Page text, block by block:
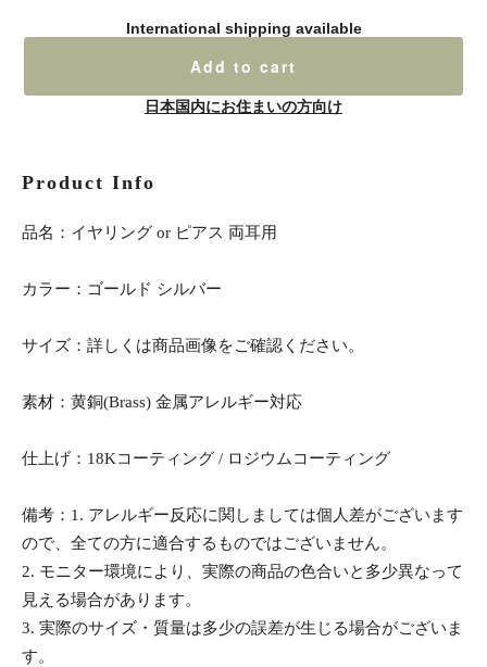
International shipping available
Add to cart
日本国内にお住まいの方向け
Product Info
品名：イヤリング or ピアス 両耳用
カラー：ゴールド シルバー
サイズ：詳しくは商品画像をご確認ください。
素材：黄銅(Brass) 金属アレルギー対応
仕上げ：18Kコーティング / ロジウムコーティング
備考：1. アレルギー反応に関しましては個人差がございます
ので、全ての方に適合するものではございません。
2. モニター環境により、実際の商品の色合いと多少異なって
見える場合があります。
3. 実際のサイズ・質量は多少の誤差が生じる場合がございま
す。